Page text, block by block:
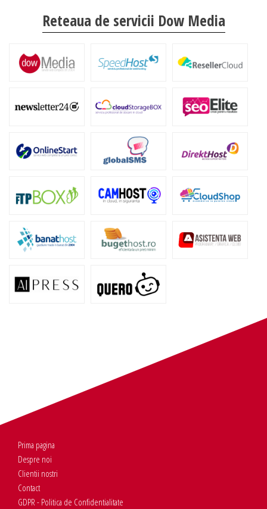
Reteaua de servicii Dow Media
Prima pagina
Despre noi
Clientii nostri
Contact
GDPR - Politica de Confidentialitate